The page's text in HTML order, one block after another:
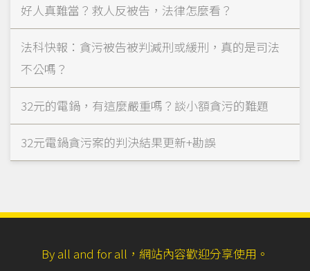
好人真難當？救人反被告，法律怎麼看？
法科快報：貪污被告被判減刑或緩刑，真的是司法
不公嗎？
32元的電鍋，有這麼嚴重嗎？談小額貪污的難題
32元電鍋貪污案的判決結果更新+勘誤
By all and for all，網站內容歡迎分享使用。